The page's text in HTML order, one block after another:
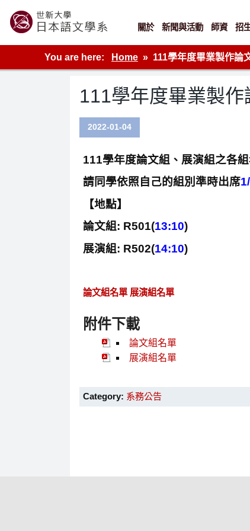
content
世新大學教學單位的網站
關於 新聞與活動 師資 招
You are here: Home 111學年度畢業製作論
111學年度畢業製
2022-01-04
111學年度論文組、展演組之各
請同學依照自己的組別準時出席
【地點】
論文組: R501(13:10)
展演組: R502(14:10)
論文組名單 展演組名單
附件下載
論文組名單
展演組名單
Category: 系務公告